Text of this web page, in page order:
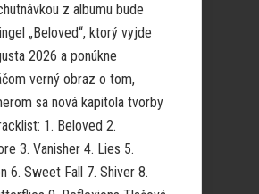
z albumu bude
„Beloved“, ktorý vyjde
2026 a ponúkne
verný obraz o tom,
sa nová kapitola tvorby
1. Beloved 2.
3. Vanisher 4. Lies 5.
6. Sweet Fall 7. Shiver 8.